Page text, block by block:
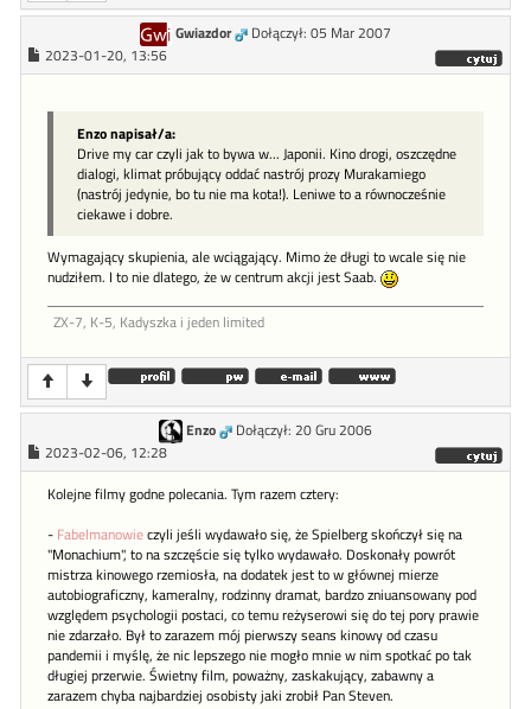
Gwiazdor
Dołączył: 05 Mar 2007
2023-01-20, 13:56
Enzo napisał/a:
Drive my car czyli jak to bywa w... Japonii. Kino drogi, oszczędne
dialogi, klimat próbujący oddać nastrój prozy Murakamiego
(nastrój jedynie, bo tu nie ma kota!). Leniwe to a równocześnie
ciekawe i dobre.
Wymagający skupienia, ale wciągający. Mimo że długi to wcale się nie
nudziłem. I to nie dlatego, że w centrum akcji jest Saab.
ZX-7, K-5, Kadyszka i jeden limited
Enzo
Dołączył: 20 Gru 2006
2023-02-06, 12:28
Kolejne filmy godne polecania. Tym razem cztery:
- Fabelmanowieczyli jeśli wydawało się, że Spielberg skończył się na
"Monachium", to na szczęście się tylko wydawało. Doskonały powrót
mistrza kinowego rzemiosła, na dodatek jest to w głównej mierze
autobiograficzny, kameralny, rodzinny dramat, bardzo zniuansowany pod
względem psychologii postaci, co temu reżyserowi się do tej pory prawie
nie zdarzało. Był to zarazem mój pierwszy seans kinowy od czasu
pandemii i myślę, że nic lepszego nie mogło mnie w nim spotkać po tak
długiej przerwie. Świetny film, poważny, zaskakujący, zabawny a
zarazem chyba najbardziej osobisty jaki zrobił Pan Steven.